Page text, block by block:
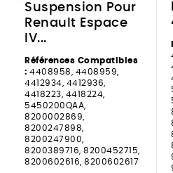
Suspension Pour
Renault Espace
IV...
Références Compatibles
: 4408958, 4408959,
4412934, 4412936,
4418223, 4418224,
5450200QAA,
8200002869,
8200247898,
8200247900,
8200389716, 8200452715,
8200602616, 8200602617